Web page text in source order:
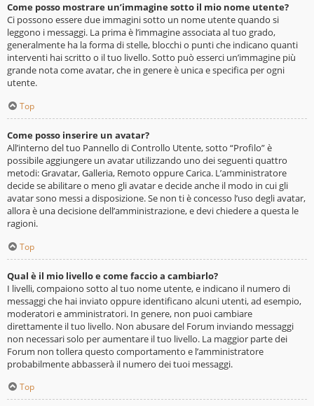
Come posso mostrare un’immagine sotto il mio nome utente?
Ci possono essere due immagini sotto un nome utente quando si
leggono i messaggi. La prima è l’immagine associata al tuo grado,
generalmente ha la forma di stelle, blocchi o punti che indicano quanti
interventi hai scritto o il tuo livello. Sotto può esserci un’immagine più
grande nota come avatar, che in genere è unica e specifica per ogni
utente.
Top
Come posso inserire un avatar?
All’interno del tuo Pannello di Controllo Utente, sotto “Profilo” è
possibile aggiungere un avatar utilizzando uno dei seguenti quattro
metodi: Gravatar, Galleria, Remoto oppure Carica. L’amministratore
decide se abilitare o meno gli avatar e decide anche il modo in cui gli
avatar sono messi a disposizione. Se non ti è concesso l’uso degli avatar,
allora è una decisione dell’amministrazione, e devi chiedere a questa le
ragioni.
Top
Qual è il mio livello e come faccio a cambiarlo?
I livelli, compaiono sotto al tuo nome utente, e indicano il numero di
messaggi che hai inviato oppure identificano alcuni utenti, ad esempio,
moderatori e amministratori. In genere, non puoi cambiare
direttamente il tuo livello. Non abusare del Forum inviando messaggi
non necessari solo per aumentare il tuo livello. La maggior parte dei
Forum non tollera questo comportamento e l’amministratore
probabilmente abbasserà il numero dei tuoi messaggi.
Top